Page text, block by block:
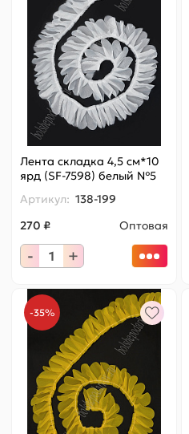
Лента складка 4,5 см*10
ярд (SF-7598) белый №5
Артикул: 138-199
270 ₽
Оптовая
- +
-35%